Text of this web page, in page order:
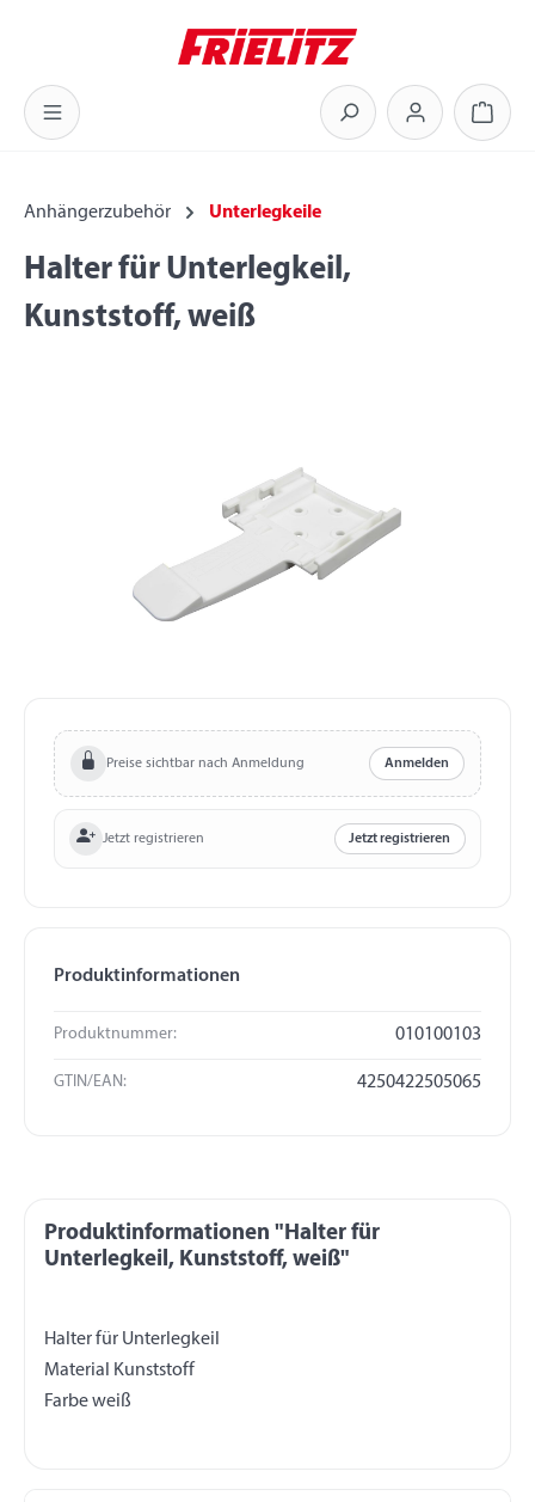
Zum Hauptinhalt springen
Anhängerzubehör Unterlegkeile
Halter für Unterlegkeil,
Kunststoff, weiß
Preise sichtbar nach Anmeldung Anmelden
Jetzt registrieren Jetzt registrieren
Produktinformationen
Produktnummer: 010100103
GTIN/EAN: 4250422505065
Produktinformationen "Halter für
Unterlegkeil, Kunststoff, weiß"
Halter für Unterlegkeil
Material Kunststoff